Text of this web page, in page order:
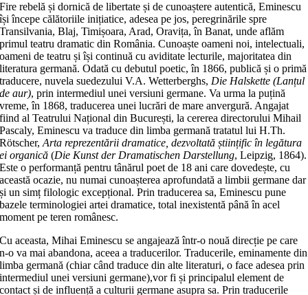
Fire rebelă și dornică de libertate și de cunoaștere autentică, Eminescu
își începe călătoriile inițiatice, adesea pe jos, peregrinările spre
Transilvania, Blaj, Timișoara, Arad, Oravița, în Banat, unde aflăm
primul teatru dramatic din România. Cunoaște oameni noi, intelectuali,
oameni de teatru și își continuă cu aviditate lecturile, majoritatea din
literatura germană. Odată cu debutul poetic, în 1866, publică și o primă
traducere, nuvela suedezului V.A. Wetterberghs,Die Halskette (Lanțul
de aur), prin intermediul unei versiuni germane. Va urma la puțină
vreme, în 1868, traducerea unei lucrări de mare anvergură. Angajat
fiind al Teatrului Național din București, la cererea directorului Mihail
Pascaly, Eminescu va traduce din limba germană tratatul lui H.Th.
Rötscher,Arta reprezentării dramatice, dezvoltată științific în legătura
ei organică(Die Kunst der Dramatischen Darstellung, Leipzig, 1864).
Este o performanță pentru tânărul poet de 18 ani care dovedește, cu
această ocazie, nu numai cunoașterea aprofundată a limbii germane dar
și un simț filologic excepțional. Prin traducerea sa, Eminescu pune
bazele terminologiei artei dramatice, total inexistentă până în acel
moment pe teren românesc.
Cu aceasta, Mihai Eminescu se angajează într-o nouă direcție pe care
n-o va mai abandona, aceea a traducerilor. Traducerile, eminamente din
limba germană (chiar când traduce din alte literaturi, o face adesea prin
intermediul unei versiuni germane),vor fi și principalul element de
contact și de influență a culturii germane asupra sa. Prin traducerile